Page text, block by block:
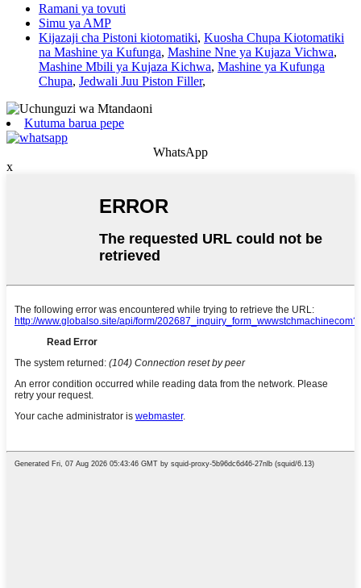
Ramani ya tovuti
Simu ya AMP
Kijazaji cha Pistoni kiotomatiki, Kuosha Chupa Kiotomatiki
na Mashine ya Kufunga, Mashine Nne ya Kujaza Vichwa,
Mashine Mbili ya Kujaza Kichwa, Mashine ya Kufunga
Chupa, Jedwali Juu Piston Filler,
Kutuma barua pepe
WhatsApp
x